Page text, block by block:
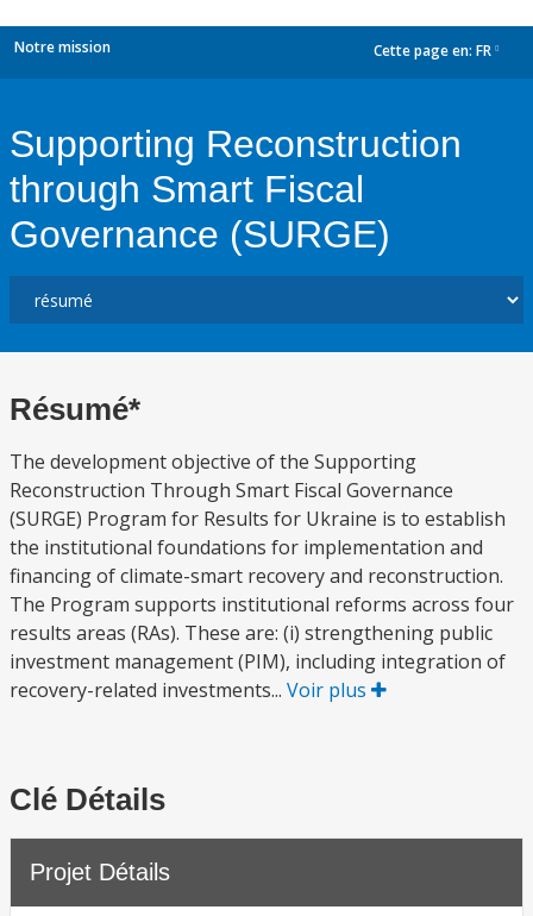
Notre mission Cette page en: FR
Supporting Reconstruction
through Smart Fiscal
Governance (SURGE)
Résumé*
The development objective of the Supporting
Reconstruction Through Smart Fiscal Governance
(SURGE) Program for Results for Ukraine is to establish
the institutional foundations for implementation and
financing of climate-smart recovery and reconstruction.
The Program supports institutional reforms across four
results areas (RAs). These are: (i) strengthening public
investment management (PIM), including integration of
recovery-related investments... Voir plus
Clé Détails
Projet Détails